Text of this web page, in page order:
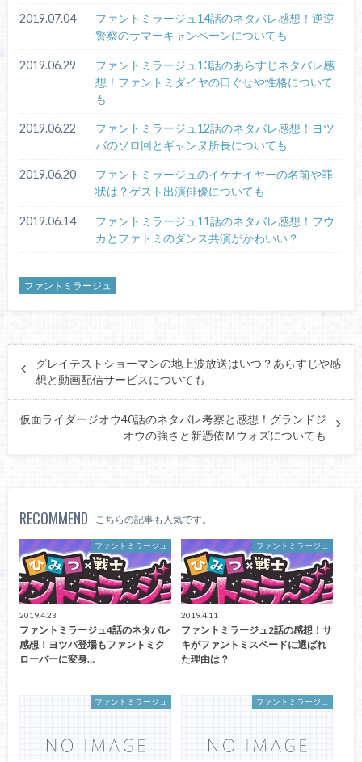
2019.07.04
ファントミラージュ14話のネタバレ感想！逆逆
警察のサマーキャンペーンについても
2019.06.29
ファントミラージュ13話のあらすじネタバレ感
想！ファントミダイヤの口ぐせや性格について
も
2019.06.22
ファントミラージュ12話のネタバレ感想！ヨツ
バのソロ回とギャンヌ所長についても
2019.06.20
ファントミラージュのイケナイヤーの名前や罪
状は？ゲスト出演俳優についても
2019.06.14
ファントミラージュ11話のネタバレ感想！フウ
カとファトミのダンス共演がかわいい？
ファントミラージュ
グレイテストショーマンの地上波放送はいつ？あらすじや感
想と動画配信サービスについても
仮面ライダージオウ40話のネタバレ考察と感想！グランドジ
オウの強さと新憑依Ｍウォズについても
RECOMMEND こちらの記事も人気です。
ファントミラージュ
2019.4.23
ファントミラージュ4話のネタバレ
感想！ヨツバ登場もファントミク
ローバーに変身…
ファントミラージュ
2019.4.11
ファントミラージュ2話の感想！サ
キがファントミスペードに選ばれ
た理由は？
ファントミラージュ ファントミラージュ